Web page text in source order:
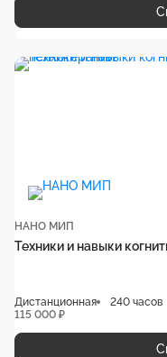
НАНО МИП
Техники и навыки
Дистанционная
240 часов
115 000 ₽